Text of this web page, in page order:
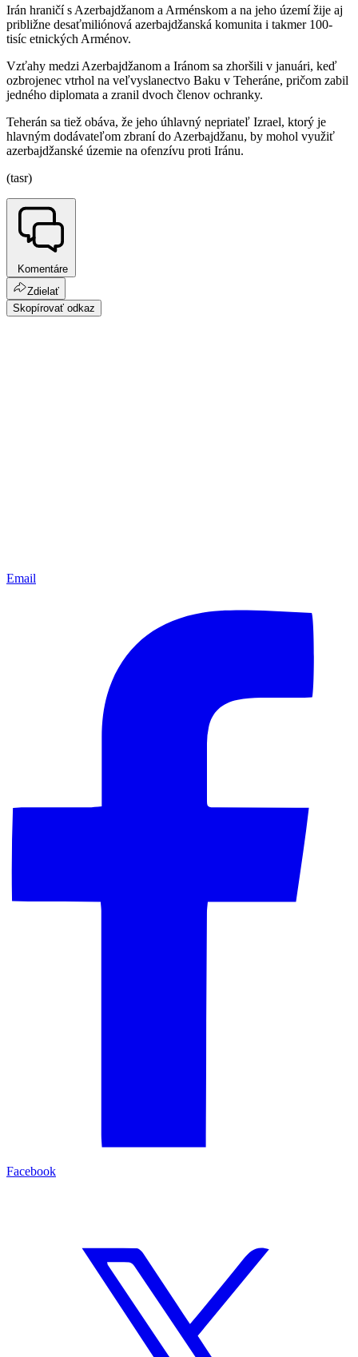
Irán hraničí s Azerbajdžanom a Arménskom a na jeho území žije aj
približne desaťmiliónová azerbajdžanská komunita i takmer 100-
tisíc etnických Arménov.
Vzťahy medzi Azerbajdžanom a Iránom sa zhoršili v januári, keď
ozbrojenec vtrhol na veľvyslanectvo Baku v Teheráne, pričom zabil
jedného diplomata a zranil dvoch členov ochranky.
Teherán sa tiež obáva, že jeho úhlavný nepriateľ Izrael, ktorý je
hlavným dodávateľom zbraní do Azerbajdžanu, by mohol využiť
azerbajdžanské územie na ofenzívu proti Iránu.
(tasr)
Komentáre
Zdielať
Skopírovať odkaz
Email
Facebook